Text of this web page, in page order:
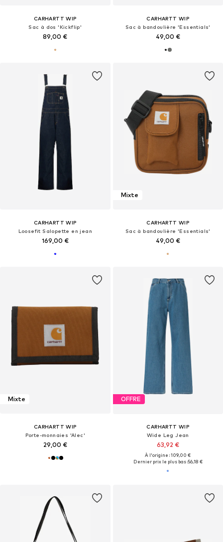
CARHARTT WIP
Sac à dos 'Kickflip'
89,00 €
CARHARTT WIP
Sac à bandoulière 'Essentials'
49,00 €
CARHARTT WIP
Loosefit Salopette en jean
169,00 €
Mixte
CARHARTT WIP
Sac à bandoulière 'Essentials'
49,00 €
Mixte
CARHARTT WIP
Porte-monnaies 'Alec'
29,00 €
OFFRE
CARHARTT WIP
Wide Leg Jean
63,92 €
À l'origine : 109,00 €
Dernier prix le plus bas :56,18 €